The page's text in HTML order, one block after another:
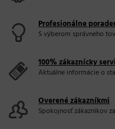
Profesionálne
S výberom správneho
100% zákaznícky
Aktuálne informácie o
Overené zákazníkmi
Spokojnosť zákazníkov